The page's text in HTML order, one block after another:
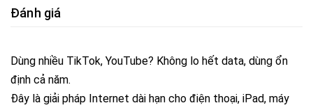
Đánh giá
Dùng nhiều TikTok, YouTube? Không lo hết data, dùng ổn
định cả năm.
Đây là giải pháp Internet dài hạn cho điện thoại, iPad, máy